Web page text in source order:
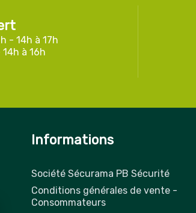
- 14h à 17h
à 16h
Informations
Société Sécurama PB Sécurité
Conditions générales de vente -
Consommateurs